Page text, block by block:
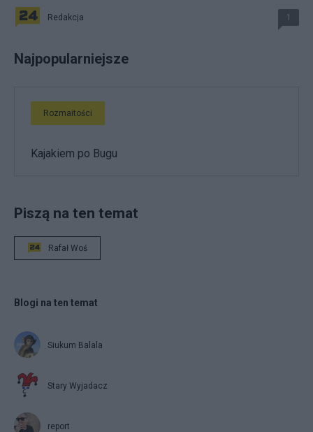
Redakcja 1
Najpopularniejsze
Rozmaitości
Kajakiem po Bugu
Piszą na ten temat
Rafał Woś
Blogi na ten temat
Siukum Balala
Stary Wyjadacz
report